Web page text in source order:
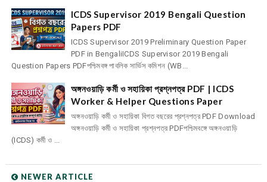
ICDS Supervisor 2019 Bengali Question
Papers PDF
ICDS Supervisor 2019 Preliminary Question Paper
PDF in BengaliICDS Supervisor 2019 Bengali
Question Papers PDFপশ্চিমবঙ্গ পাবলিক সার্ভিস কমিশন (WB...
অঙ্গনওয়াড়ি কর্মী ও সহায়িকা প্রশ্নপত্র PDF | ICDS
Worker & Helper Questions Paper
অঙ্গনওয়াড়ি কর্মী ও সহায়িকা বিগত বছরের প্রশ্নপত্র PDF Download
অঙ্গনওয়াড়ি কর্মী ও সহায়িকা প্রশ্নপত্র PDFপশ্চিমবঙ্গে অঙ্গনওয়াড়ি
(ICDS) কর্মী ও ...
NEWER ARTICLE